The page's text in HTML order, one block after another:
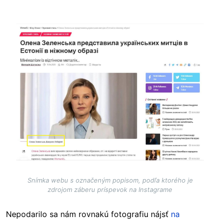
Image
Snímka webu s označeným popisom, podľa ktorého je
zdrojom záberu príspevok na Instagrame
Nepodarilo sa nám rovnakú fotografiu nájsť na